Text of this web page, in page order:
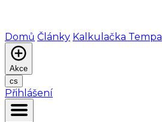
Domů Články Kalkulačka Tempa
Akce
cs
Přihlášení